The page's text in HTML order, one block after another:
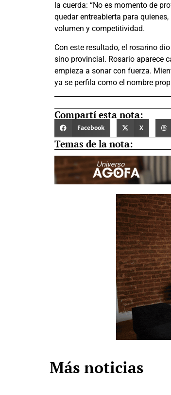
la cuerda: “No es momento de
quedar entreabierta para
volumen y competitividad.
Con este resultado, el rosarino
sino provincial. Rosario aparece
empieza a sonar con fuerza.
ya se perfila como el nombre
Compartí esta nota:
Facebook X
Temas de la nota:
Más noticias